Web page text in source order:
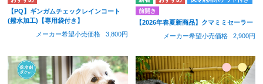
【PQ】ギンガムチェックレインコート
(撥水加工)【専用袋付き】
メーカー希望小売価格
3,800円
前開き
【2026年春夏新商品】クマミミセーラー
メーカー希望小売価格
2,900円